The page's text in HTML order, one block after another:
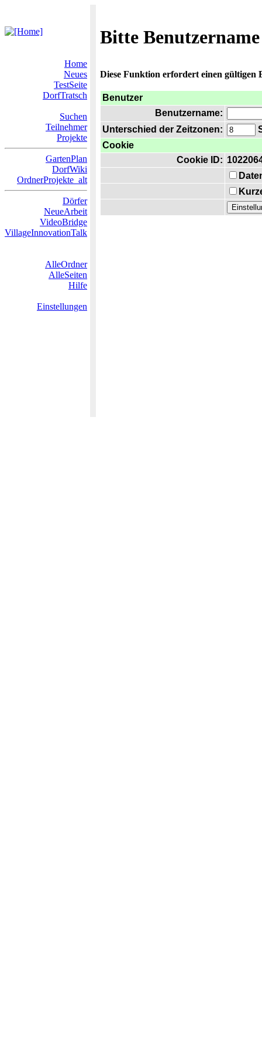
Bitte
Home
Neues
TestSeite
DorfTratsch
Suchen
Teilnehmer
Projekte
GartenPlan
DorfWiki
OrdnerProjekte_alt
Dörfer
NeueArbeit
VideoBridge
VillageInnovationTalk
AlleOrdner
AlleSeiten
Hilfe
Einstellungen
Diese Funktion erfordert einen gültigen
Benutzer
Benutzername:
Unterschied der Zeitzonen:
Cookie
Cookie ID: